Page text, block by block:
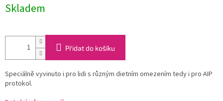
Skladem
Přidat do košíku
Speciálně vyvinuto i pro lidi s různým dietním omezením tedy i pro AIP
protokol.